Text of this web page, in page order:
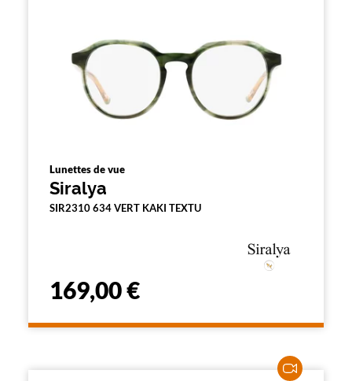
Lunettes de vue
Siralya
SIR2310 634 VERT KAKI TEXTU
169,00 €